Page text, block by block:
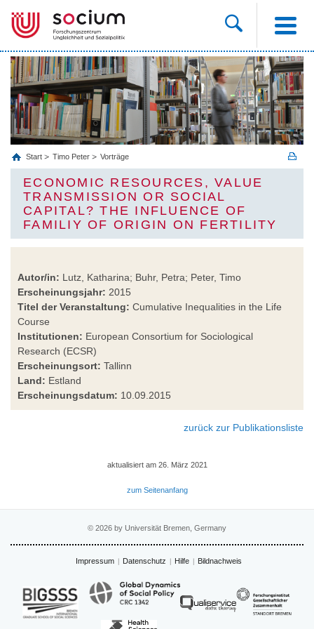
Start Timo Peter Vorträge
ECONOMIC RESOURCES, VALUE
TRANSMISSION OR SOCIAL
CAPITAL? THE INFLUENCE OF
FAMILIY OF ORIGIN ON FERTILITY
Autor/in: Lutz, Katharina; Buhr, Petra; Peter, Timo
Erscheinungsjahr: 2015
Titel der Veranstaltung: Cumulative Inequalities in the Life
Course
Institutionen: European Consortium for Sociological
Research (ECSR)
Erscheinungsort: Tallinn
Land: Estland
Erscheinungsdatum: 10.09.2015
zurück zur Publikationsliste
aktualisiert am 26. März 2021
zum Seitenanfang
© 2026 by Universität Bremen, Germany
Impressum Datenschutz Hilfe Bildnachweis